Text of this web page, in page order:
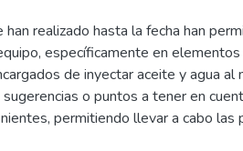
realizado hasta la fecha han
específicamente en elementos
de inyectar aceite y agua al
o puntos a tener en
permitiendo llevar a cabo las